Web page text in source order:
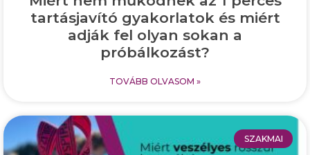
tartásjavító gyakorlatok és miért
adják fel olyan sokan a
próbálkozást?
TOVÁBB OLVASOM »
SZAKMAI